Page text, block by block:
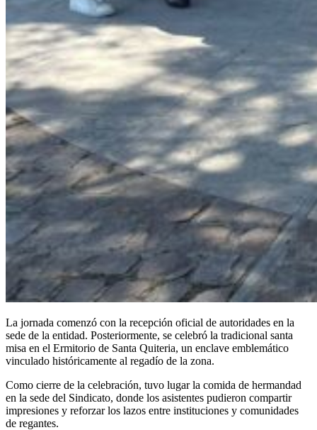
La jornada comenzó con la recepción oficial de autoridades en la
sede de la entidad. Posteriormente, se celebró la tradicional santa
misa en el Ermitorio de Santa Quiteria, un enclave emblemático
vinculado históricamente al regadío de la zona.
Como cierre de la celebración, tuvo lugar la comida de hermandad
en la sede del Sindicato, donde los asistentes pudieron compartir
impresiones y reforzar los lazos entre instituciones y comunidades
de regantes.